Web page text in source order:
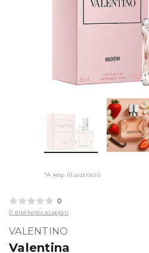
*A kép illusztráció
0
0 értékelés alapján
VALENTINO
Valentina